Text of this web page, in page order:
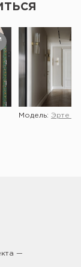
Модель: Эрте 2
—